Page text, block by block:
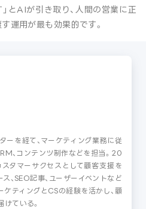
とAIが引き取り、人間の営業に正
運用が最も効果的です。
ーを経て、マーケティング業務に従
、コンテンツ制作などを担当。20
タマーサクセスとして顧客支援を
、SEO記事、ユーザーイベントなど
ケティングとCSの経験を活かし、顧
ている。